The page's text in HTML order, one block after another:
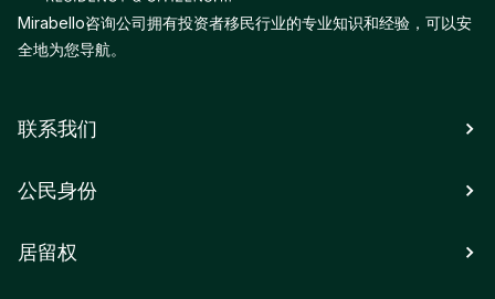
Mirabello咨询公司拥有投资者移民行业的专业知识和经验，可以安
全地为您导航。
联系我们
公民身份
居留权